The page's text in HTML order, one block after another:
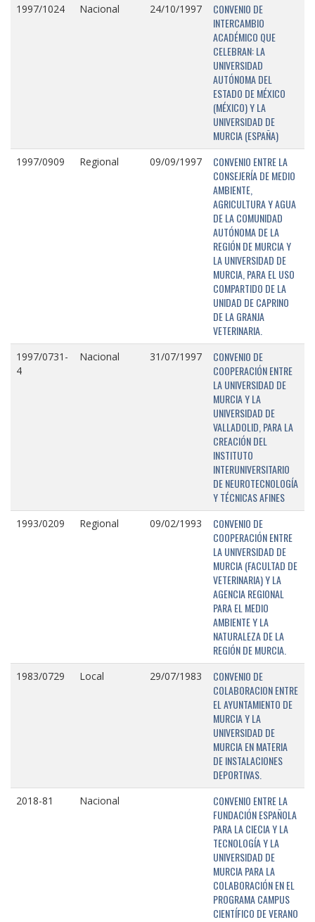
1997/1024 Nacional 24/10/1997
CONVENIO DE
INTERCAMBIO
ACADÉMICO QUE
CELEBRAN: LA
UNIVERSIDAD
AUTÓNOMA DEL
ESTADO DE MÉXICO
(MÉXICO) Y LA
UNIVERSIDAD DE
MURCIA (ESPAÑA)
1997/0909 Regional 09/09/1997
CONVENIO ENTRE LA
CONSEJERÍA DE MEDIO
AMBIENTE,
AGRICULTURA Y AGUA
DE LA COMUNIDAD
AUTÓNOMA DE LA
REGIÓN DE MURCIA Y
LA UNIVERSIDAD DE
MURCIA, PARA EL USO
COMPARTIDO DE LA
UNIDAD DE CAPRINO
DE LA GRANJA
VETERINARIA.
1997/0731-
4
Nacional 31/07/1997
CONVENIO DE
COOPERACIÓN ENTRE
LA UNIVERSIDAD DE
MURCIA Y LA
UNIVERSIDAD DE
VALLADOLID, PARA LA
CREACIÓN DEL
INSTITUTO
INTERUNIVERSITARIO
DE NEUROTECNOLOGÍA
Y TÉCNICAS AFINES
1993/0209 Regional 09/02/1993
CONVENIO DE
COOPERACIÓN ENTRE
LA UNIVERSIDAD DE
MURCIA (FACULTAD DE
VETERINARIA) Y LA
AGENCIA REGIONAL
PARA EL MEDIO
AMBIENTE Y LA
NATURALEZA DE LA
REGIÓN DE MURCIA.
1983/0729 Local 29/07/1983
CONVENIO DE
COLABORACION ENTRE
EL AYUNTAMIENTO DE
MURCIA Y LA
UNIVERSIDAD DE
MURCIA EN MATERIA
DE INSTALACIONES
DEPORTIVAS.
2018-81 Nacional
CONVENIO ENTRE LA
FUNDACIÓN ESPAÑOLA
PARA LA CIECIA Y LA
TECNOLOGÍA Y LA
UNIVERSIDAD DE
MURCIA PARA LA
COLABORACIÓN EN EL
PROGRAMA CAMPUS
CIENTÍFICO DE VERANO